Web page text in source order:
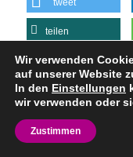
tweet
teilen
mail
Datenschutz Stolz
Wir verwenden
auf unserer Website
In den Einstellungen
wir verwenden oder
Zustimmen